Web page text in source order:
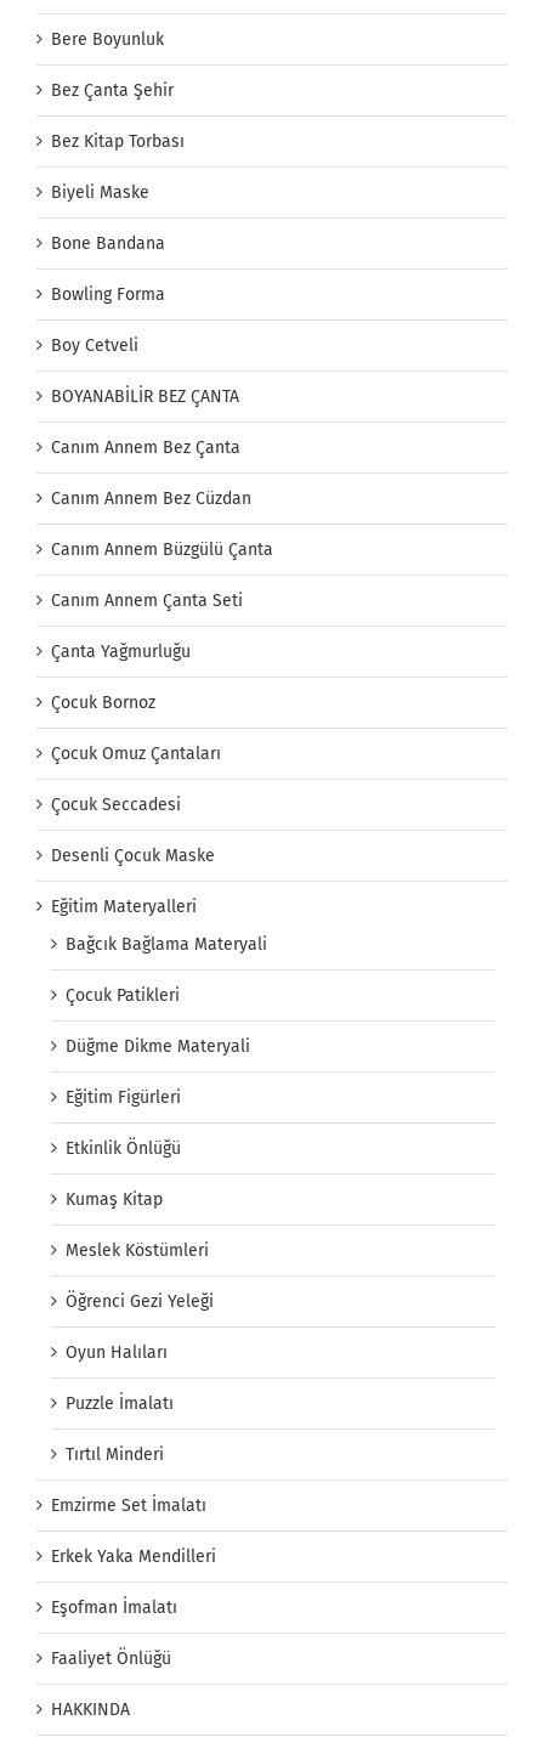
Bere Boyunluk
Bez Çanta Şehir
Bez Kitap Torbası
Biyeli Maske
Bone Bandana
Bowling Forma
Boy Cetveli
BOYANABİLİR BEZ ÇANTA
Canım Annem Bez Çanta
Canım Annem Bez Cüzdan
Canım Annem Büzgülü Çanta
Canım Annem Çanta Seti
Çanta Yağmurluğu
Çocuk Bornoz
Çocuk Omuz Çantaları
Çocuk Seccadesi
Desenli Çocuk Maske
Eğitim Materyalleri
Bağcık Bağlama Materyali
Çocuk Patikleri
Düğme Dikme Materyali
Eğitim Figürleri
Etkinlik Önlüğü
Kumaş Kitap
Meslek Köstümleri
Öğrenci Gezi Yeleği
Oyun Halıları
Puzzle İmalatı
Tırtıl Minderi
Emzirme Set İmalatı
Erkek Yaka Mendilleri
Eşofman İmalatı
Faaliyet Önlüğü
HAKKINDA